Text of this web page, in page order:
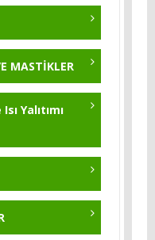
- 25 Kg.
MASTİKLER
Yalıtımı